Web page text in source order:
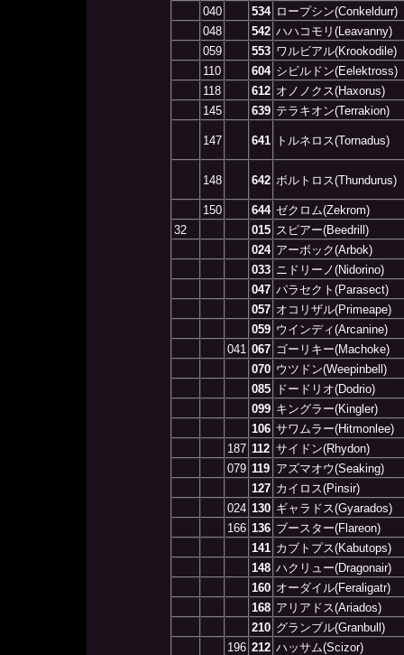
040
534 ロープシン(Conkeldurr)
048
542 ハハコモリ(Leavanny)
059
553 ワルビアル(Krookodile)
110
604 シビルドン(Eelektross)
118
612 オノノクス(Haxorus)
145
639 テラキオン(Terrakion)
147 641 トルネロス(Tornadus)
148 642 ボルトロス(Thundurus)
150 644 ゼクロム(Zekrom)
32
015 スピアー(Beedrill)
024 アーボック(Arbok)
033 ニドリーノ(Nidorino)
047 パラセクト(Parasect)
057 オコリザル(Primeape)
059 ウインディ(Arcanine)
041 067 ゴーリキー(Machoke)
070 ウツドン(Weepinbell)
085
ドードリオ(Dodrio)
099 キングラー(Kingler)
106 サワムラー(Hitmonlee)
187 112 サイドン(Rhydon)
079 119 アズマオウ(Seaking)
127 カイロス(Pinsir)
024 130 ギャラドス(Gyarados)
166 136 ブースター(Flareon)
141 カブトプス(Kabutops)
148 ハクリュー(Dragonair)
160 オーダイル(Feraligatr)
168 アリアドス(Ariados)
210 グランブル(Granbull)
196 212 ハッサム(Scizor)